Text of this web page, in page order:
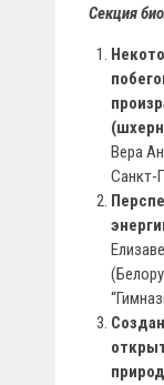
Секция
Вера
Санкт-